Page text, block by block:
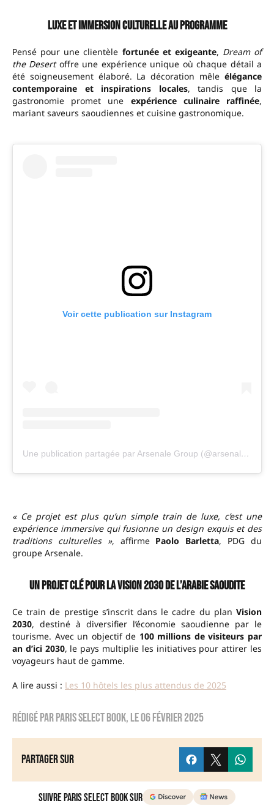
Luxe et immersion culturelle au programme
Pensé pour une clientèle fortunée et exigeante, Dream of
the Desertoffre une expérience unique où chaque détail a
été soigneusement élaboré. La décoration mêle élégance
contemporaine et inspirations locales, tandis que la
gastronomie promet une expérience culinaire raffinée,
mariant saveurs saoudiennes et cuisine gastronomique.
Voir cette publication sur Instagram
Une publication partagée par Arsenale Group (@arsenalegroup)
« Ce projet est plus qu’un simple train de luxe, c’est une
expérience immersive qui fusionne un design exquis et des
traditions culturelles », affirme Paolo Barletta, PDG du
groupe Arsenale.
Un projet clé pour la Vision 2030 de l’Arabie Saoudite
Ce train de prestige s’inscrit dans le cadre du plan Vision
2030, destiné à diversifier l’économie saoudienne par le
tourisme. Avec un objectif de 100 millions de visiteurs par
an d’ici 2030, le pays multiplie les initiatives pour attirer les
voyageurs haut de gamme.
A lire aussi : Les 10 hôtels les plus attendus de 2025
Rédigé parParis Select Book, le06 février 2025
Partager sur
Suivre Paris Select Book sur